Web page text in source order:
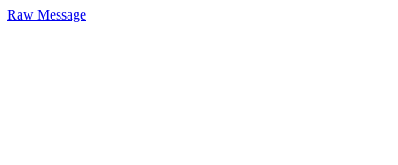
Raw Message